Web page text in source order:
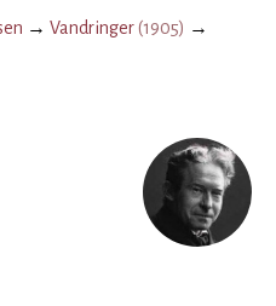
→ Vandringer(1905) →